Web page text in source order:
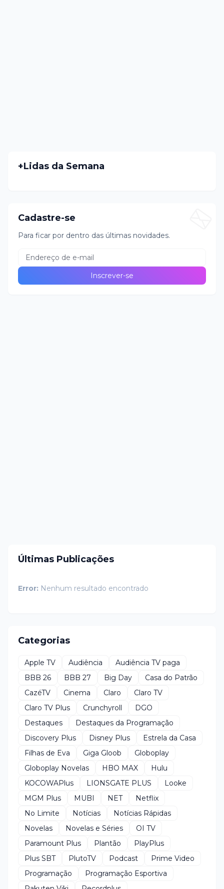
+Lidas da Semana
Cadastre-se
Para ficar por dentro das últimas novidades.
Últimas Publicações
Error: Nenhum resultado encontrado
Categorias
Apple TV Audiência
Audiência TV paga
BBB 26
BBB 27 Big Day
Casa do Patrão
CazéTV
Cinema Claro
Claro TV
Claro TV Plus
Crunchyroll
DGO
Destaques
Destaques da Programação
Discovery Plus
Disney Plus
Estrela da Casa
Filhas de Eva
Giga Gloob
Globoplay
Globoplay Novelas
HBO MAX
Hulu
KOCOWAPlus
LIONSGATE PLUS
Looke
MGM Plus
MUBI NET
Netflix
No Limite
Notícias
Notícias Rápidas
Novelas
Novelas e Séries
OI TV
Paramount Plus
Plantão
PlayPlus
Plus SBT
PlutoTV Podcast
Prime Video
Programação
Programação Esportiva